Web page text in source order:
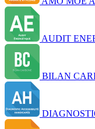
AUDIT
BILAN